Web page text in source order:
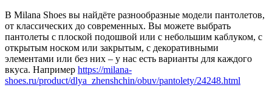
В Milana Shoes вы найдёте разнообразные модели пантолетов,
от классических до современных. Вы можете выбрать
пантолеты с плоской подошвой или с небольшим каблуком, с
открытым носком или закрытым, с декоративными
элементами или без них – у нас есть варианты для каждого
вкуса. Например https://milana-
shoes.ru/product/dlya_zhenshchin/obuv/pantolety/24248.html